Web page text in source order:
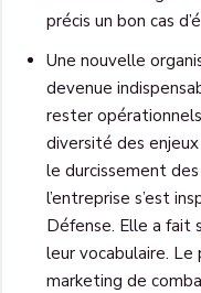
précis un bon cas
Une nouvelle
devenue
rester
diversité des
le durcissement
l’entreprise s’est
Défense. Elle a fait
leur vocabulaire.
marketing de